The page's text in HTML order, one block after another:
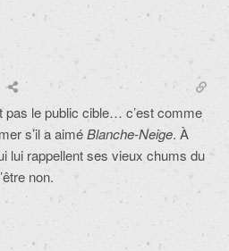
pas le public cible… c’est comme
s’il a aiméBlanche-Neige. À
lui rappellent ses vieux chums du
non.